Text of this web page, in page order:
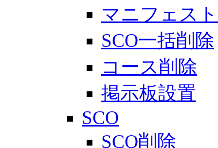
マニフェス
SCO一括削除
コース削除
掲示板設置
SCO
SCO削除